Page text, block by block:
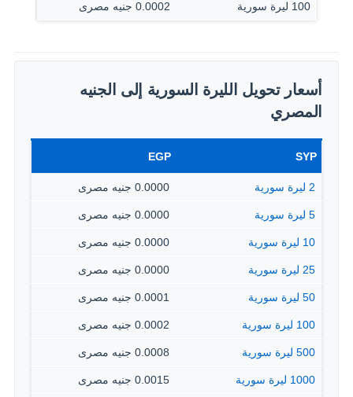
100 ليرة سورية 0.0002 جنيه مصرى
أسعار تحويل الليرة السورية إلى الجنيه
المصري
SYP
EGP
2 ليرة سورية 0.0000 جنيه مصرى
5 ليرة سورية 0.0000 جنيه مصرى
10 ليرة سورية 0.0000 جنيه مصرى
25 ليرة سورية 0.0000 جنيه مصرى
50 ليرة سورية 0.0001 جنيه مصرى
100 ليرة سورية 0.0002 جنيه مصرى
500 ليرة سورية 0.0008 جنيه مصرى
1000 ليرة سورية 0.0015 جنيه مصرى